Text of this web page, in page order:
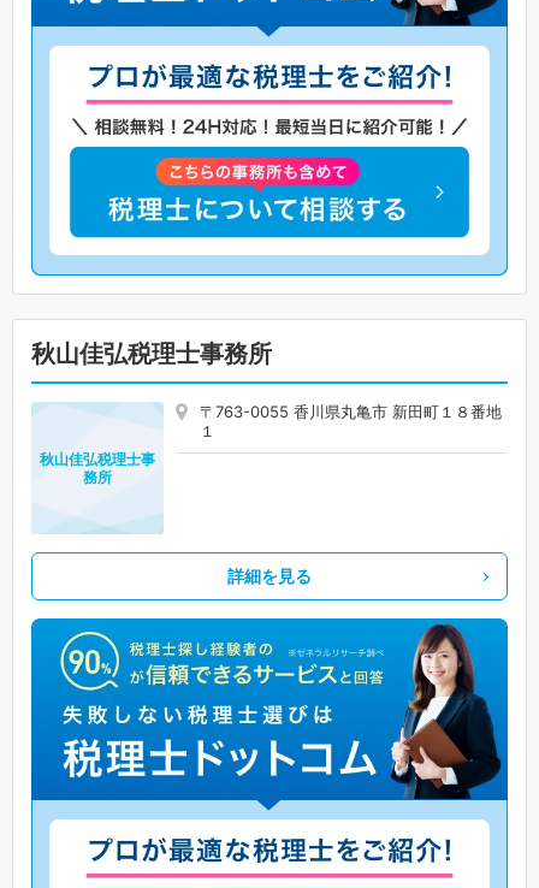
秋山佳弘税理士事務所
〒763-0055 香川県丸亀市 新田町１８番地
１
秋山佳弘税理士事
務所
詳細を見る